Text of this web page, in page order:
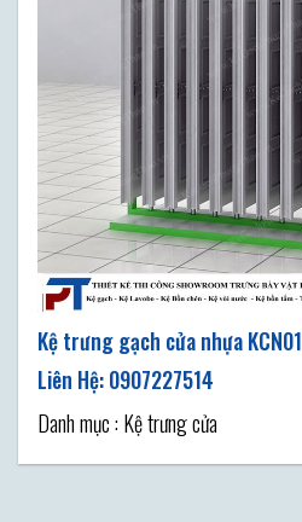
Kệ trưng gạch cửa nhựa KCN01
Danh mục : Kệ trưng cửa